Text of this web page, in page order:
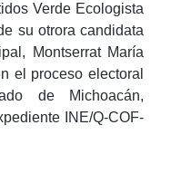
Verde Ecologista
su otrora candidata
Montserrat María
el proceso electoral
de Michoacán,
INE/Q-COF-